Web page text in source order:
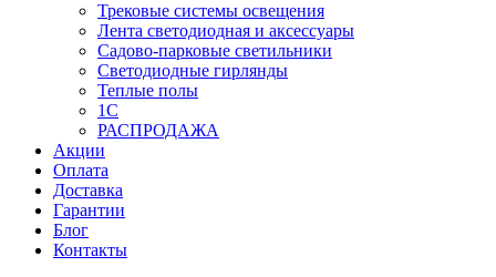
Трековые системы освещения
Лента светодиодная и аксессуары
Садово-парковые светильники
Светодиодные гирлянды
Теплые полы
1С
РАСПРОДАЖА
Акции
Оплата
Доставка
Гарантии
Блог
Контакты